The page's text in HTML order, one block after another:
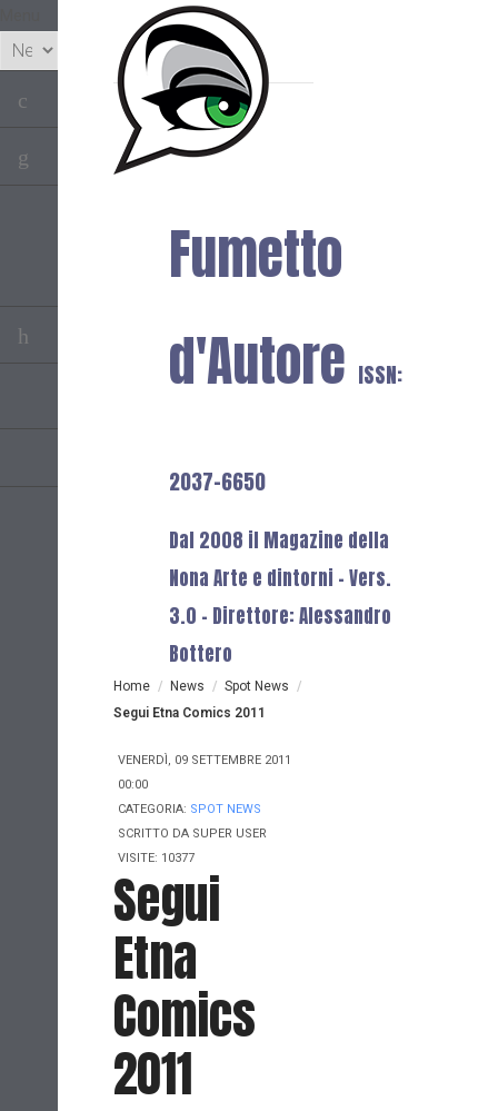
Fumetto
d'Autore ISSN:
2037-6650
Dal 2008 il Magazine della
Nona Arte e dintorni - Vers.
3.0 - Direttore: Alessandro
Bottero
Home / News / Spot News /
Segui Etna Comics 2011
VENERDÌ, 09 SETTEMBRE 2011
00:00
CATEGORIA: SPOT NEWS
SCRITTO DA SUPER USER
VISITE: 10377
Segui
Etna
Comics
2011